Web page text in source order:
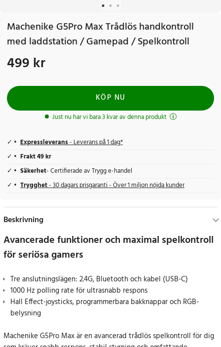
Machenike G5Pro Max Trådlös handkontroll
med laddstation / Gamepad / Spelkontroll
Pris:499 kr
499 kr
KÖP NU
Just nu har vi bara 3 kvar av denna produkt
Expressleverans- Leverans på 1 dag*
Frakt 49 kr
Säkerhet- Certifierade av Trygg e-handel
Trygghet- 30 dagars prisgaranti - Över 1 miljon nöjda kunder
Beskrivning
Avancerade funktioner och maximal spelkontroll
för seriösa gamers
Tre anslutningslägen: 2.4G, Bluetooth och kabel (USB-C)
1000 Hz polling rate för ultrasnabb respons
Hall Effect-joysticks, programmerbara bakknappar och RGB-
belysning
Machenike G5Pro Max är en avancerad trådlös spelkontroll för dig